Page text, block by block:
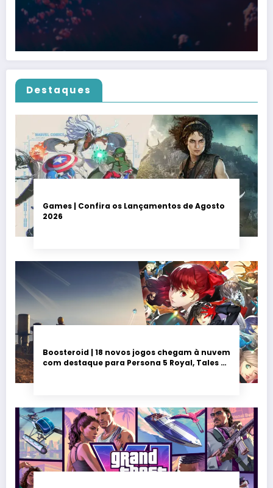
Destaques
Games | Confira os Lançamentos de Agosto
2026
Boosteroid | 18 novos jogos chegam à nuvem
com destaque para Persona 5 Royal, Tales of